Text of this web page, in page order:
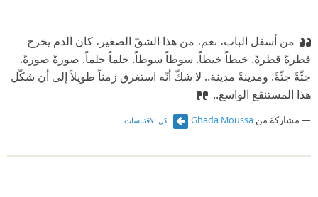
من أسفل الباب، نعم، من هذا الشقّ الصغير، كان الدم يخرج
قطرةً قطرةً. خيطاً خيطاً. سوطاً سوطاً. حلماً حلماً. صورةً صورةً.
جثّةً جثّةً. ومدينةً مدينة.. لا شكّ أنّه استغرق زمناً طويلاً إلى أن شكّل
هذا المستنقع الواسع..
مشاركة من Ghada Moussa كل الاقتباسات